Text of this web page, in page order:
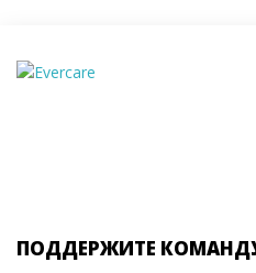
ПОДДЕРЖИТЕ КОМАНДУ